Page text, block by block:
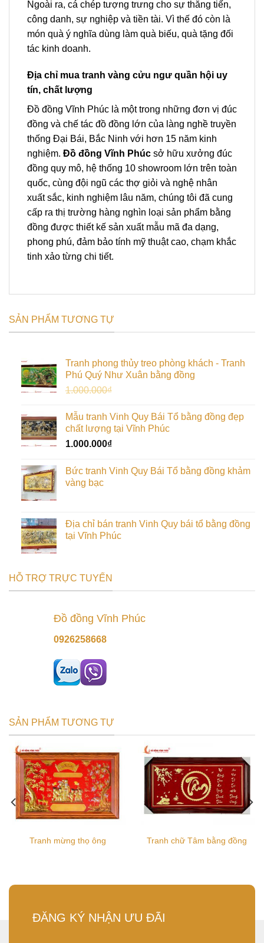
Ngoài ra, cá chép tượng trưng cho sự thăng tiến,
công danh, sự nghiệp và tiền tài. Vì thế đó còn là
món quà ý nghĩa dùng làm quà biếu, quà tặng đối
tác kinh doanh.
Địa chỉ mua tranh vàng cửu ngư quần hội uy
tín, chất lượng
Đồ đồng Vĩnh Phúc là một trong những đơn vị đúc
đồng và chế tác đồ đồng lớn của làng nghề truyền
thống Đại Bái, Bắc Ninh với hơn 15 năm kinh
nghiệm. Đồ đồng Vĩnh Phúc sở hữu xưởng đúc
đồng quy mô, hệ thống 10 showroom lớn trên toàn
quốc, cùng đội ngũ các thợ giỏi và nghệ nhân
xuất sắc, kinh nghiệm lâu năm, chúng tôi đã cung
cấp ra thị trường hàng nghìn loại sản phẩm bằng
đồng được thiết kế sản xuất mẫu mã đa dạng,
phong phú, đảm bảo tính mỹ thuật cao, chạm khắc
tinh xảo từng chi tiết.
SẢN PHẨM TƯƠNG TỰ
Tranh phong thủy treo phòng khách - Tranh
Phú Quý Như Xuân bằng đồng
1.000.000₫
là:
1.000.000₫.
tại
là:
Mẫu tranh Vinh Quy Bái Tổ bằng đồng đẹp
chất lượng tại Vĩnh Phúc
1.000.000₫
Bức tranh Vinh Quy Bái Tổ bằng đồng khảm
vàng bạc
Địa chỉ bán tranh Vinh Quy bái tổ bằng đồng
tại Vĩnh Phúc
HỖ TRỢ TRỰC TUYẾN
Đồ đồng Vĩnh Phúc
0926258668
SẢN PHẨM TƯƠNG TỰ
Tranh mừng thọ ông Tranh chữ Tâm bằng đồng
ĐĂNG KÝ NHẬN ƯU ĐÃI